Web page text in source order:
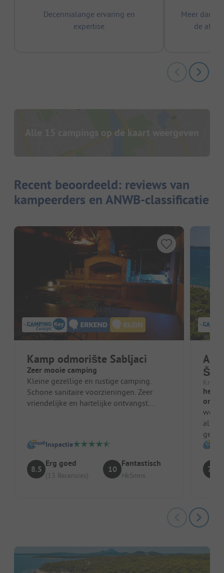
Decennialange ervaring en
expertise
Meer dan
de
Alle 15 campings op de kaart weergeven
Recent beoordeeld: reviews van
kampeerders en ANWB-classificatie
Kamp odmorište Sabljaci
Zeer mooie camping
Kleine gezellige en rustige camping.
Schone sanitaire voorzieningen. Zeer
vriendelijke en hartelijke ontvangst.
Inspectie
8.5
Erg goed
(13 Recensies)
10
Fantastisch
HkSmns
heel
we
alles
7.4